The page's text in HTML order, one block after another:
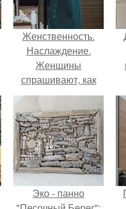
Женственность.
Наслаждение.
Женщины
спрашивают, как
привлечь мужчину.
Эко - панно